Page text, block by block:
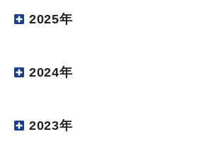
2025年
2024年
2023年